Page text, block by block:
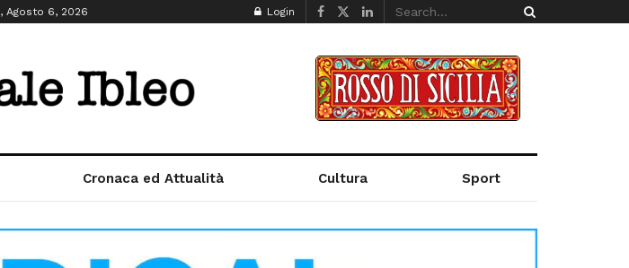
Agosto 6, 2026 Login
Cronaca ed Attualità Cultura Sport